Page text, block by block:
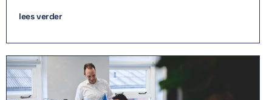
lees verder